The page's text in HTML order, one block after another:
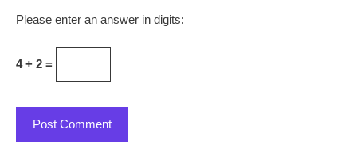
Please enter an answer in digits:
4 + 2 =